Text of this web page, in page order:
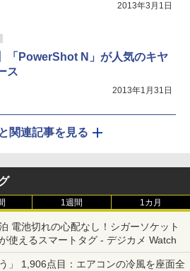
2013年3月1日
「PowerShot N」が人気のキヤ
ス
2013年1月31日
関連記事を見る
1週間 1カ月
電池切れの心配なし！シガーソケット
使えるスマートタグ - デジカメ Watch
」 1,906点目：エアコンの冷風を座面全